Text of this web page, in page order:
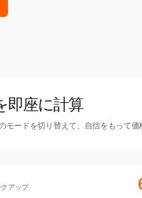
即座に計算
ードを切り替えて、自信をもって価
クアップ